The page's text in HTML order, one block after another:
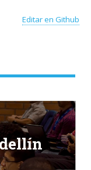
Editar en Github